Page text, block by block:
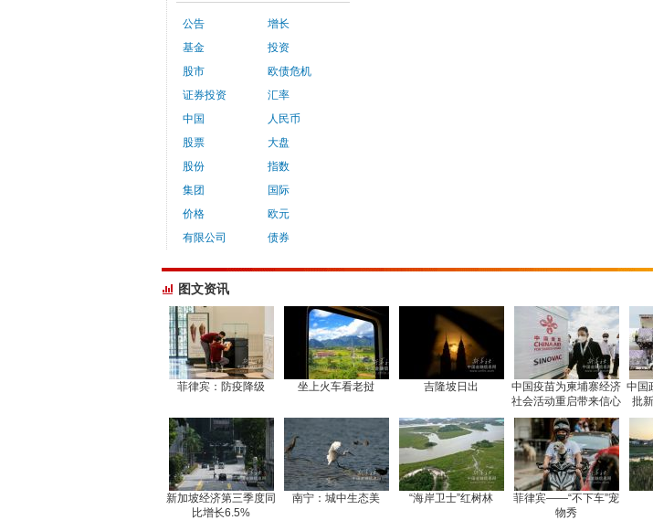
公告
基金
股市
证券投资
中国
股票
股份
集团
价格
有限公司
增长
投资
欧债危机
汇率
人民币
大盘
指数
国际
欧元
债券
图文资讯
菲律宾：防疫降级 坐上火车看老挝 吉隆坡日出
中国疫苗为柬埔寨经济
社会活动重启带来信心
中国
批
新加坡经济第三季度同
比增长6.5%
南宁：城中生态美 “海岸卫士”红树林
菲律宾——“不下车”宠
物秀